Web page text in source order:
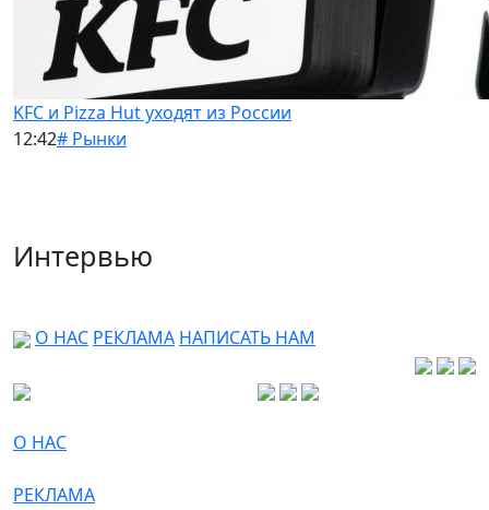
KFC и Pizza Hut уходят из России
12:42# Рынки
Интервью
О НАС РЕКЛАМА НАПИСАТЬ НАМ
О НАС
РЕКЛАМА